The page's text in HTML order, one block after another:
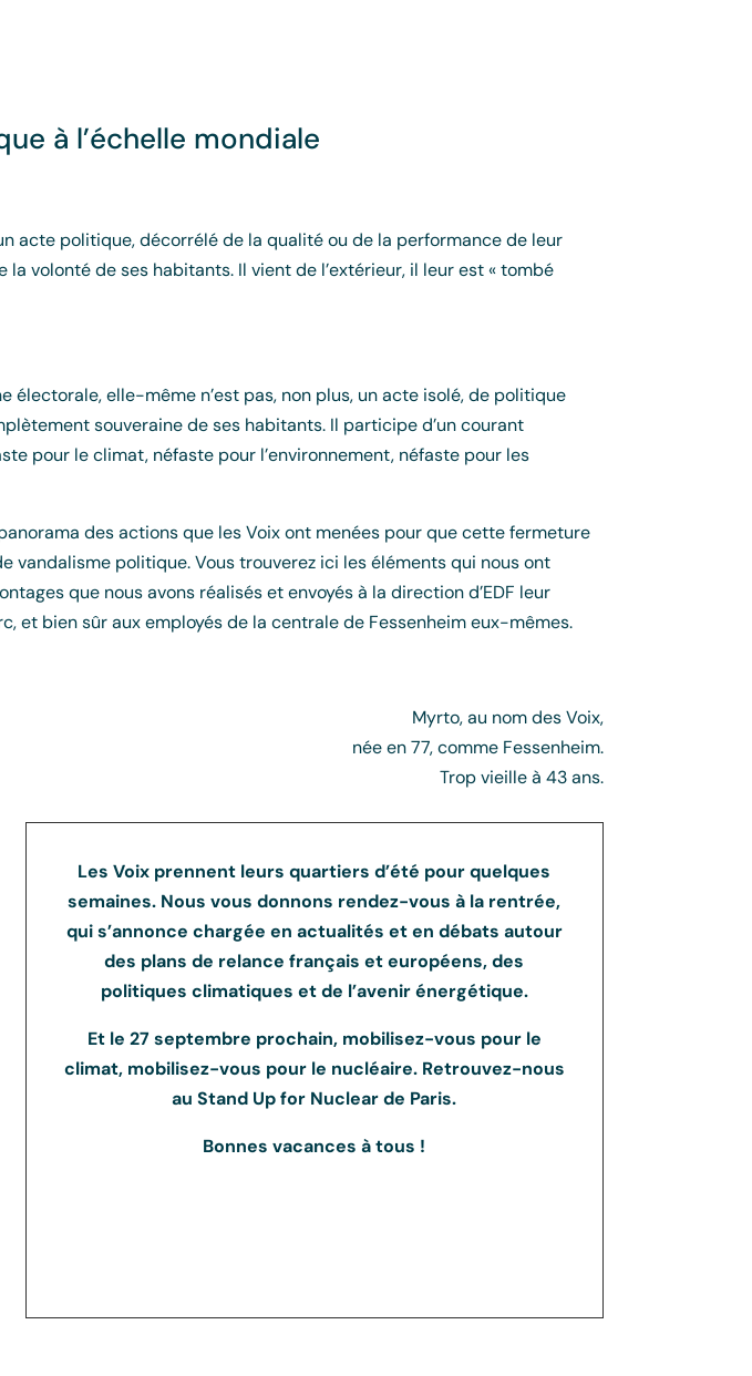
à l’échelle mondiale
acte politique, décorrélé de la qualité ou de la performance de leur
volonté de ses habitants. Il vient de l’extérieur, il leur est « tombé
elle-même n’est pas, non plus, un acte isolé, de politique
souveraine de ses habitants. Il participe d’un courant
pour le climat, néfaste pour l’environnement, néfaste pour les
des actions que les Voix ont menées pour que cette fermeture
vandalisme politique. Vous trouverez ici les éléments qui nous ont
que nous avons réalisés et envoyés à la direction d’EDF leur
et bien sûr aux employés de la centrale de Fessenheim eux-mêmes.
Myrto, au nom des Voix,
née en 77, comme Fessenheim.
Trop vieille à 43 ans.
Les Voix prennent leurs quartiers d’été pour quelques
semaines. Nous vous donnons rendez-vous à la rentrée,
qui s’annonce chargée en actualités et en débats autour
des plans de relance français et européens, des
politiques climatiques et de l’avenir énergétique.
Et le 27 septembre prochain, mobilisez-vous pour le
climat, mobilisez-vous pour le nucléaire. Retrouvez-nous
au Stand Up for Nuclear de Paris.
Bonnes vacances à tous !